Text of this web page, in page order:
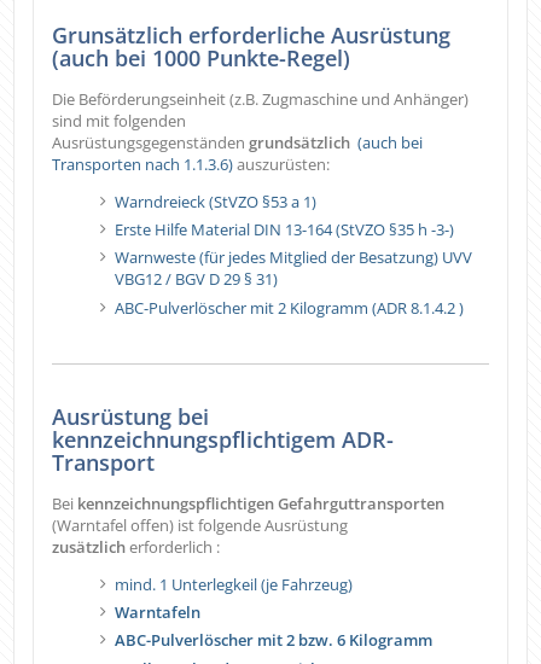
Grunsätzlich erforderliche Ausrüstung
(auch bei 1000 Punkte-Regel)
Die Beförderungseinheit (z.B. Zugmaschine und Anhänger)
sind mit folgenden
Ausrüstungsgegenständengrundsätzlich (auch bei
Transporten nach 1.1.3.6)auszurüsten:
Warndreieck (StVZO §53 a 1)
Erste Hilfe Material DIN 13-164 (StVZO §35 h -3-)
Warnweste (für jedes Mitglied der Besatzung) UVV
VBG12 / BGV D 29 § 31)
ABC-Pulverlöscher mit 2 Kilogramm (ADR 8.1.4.2 )
Ausrüstung bei
kennzeichnungspflichtigem ADR-
Transport
Bei kennzeichnungspflichtigen Gefahrguttransporten
(Warntafel offen) ist folgende Ausrüstung
zusätzlicherforderlich :
mind. 1 Unterlegkeil (je Fahrzeug)
Warntafeln
ABC-Pulverlöscher mit 2 bzw. 6 Kilogramm